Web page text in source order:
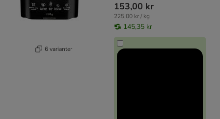
6 varianter
153,00 kr
225,00 kr / kg
145,35 kr